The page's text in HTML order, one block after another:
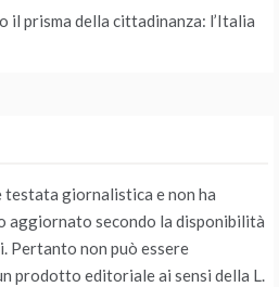
prisma della cittadinanza: l’Italia
giornalistica e non ha
aggiornato secondo la disponibilità
Pertanto non può essere
prodotto editoriale ai sensi della L.